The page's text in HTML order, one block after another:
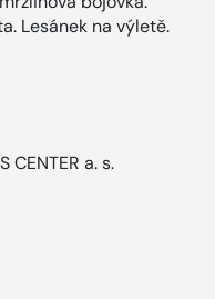
Lesánek na výletě.
CENTER a. s.